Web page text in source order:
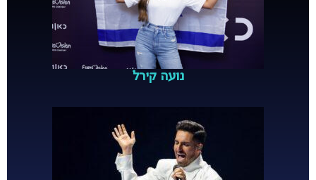
נועה קירל